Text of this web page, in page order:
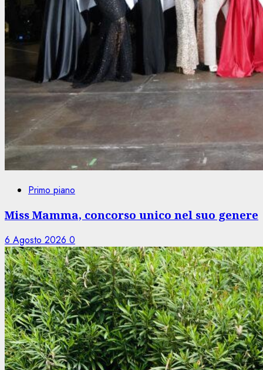
Primo piano
Miss Mamma, concorso unico nel suo genere
6 Agosto 2026 0